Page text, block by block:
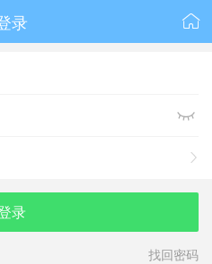

录


录
找回密码